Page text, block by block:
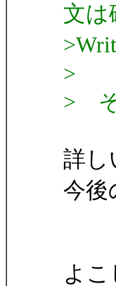
文は
>
> そ
詳し
今後
よこ